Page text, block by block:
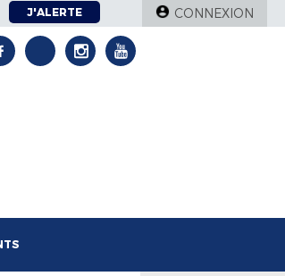
J'ALERTE CONNEXION